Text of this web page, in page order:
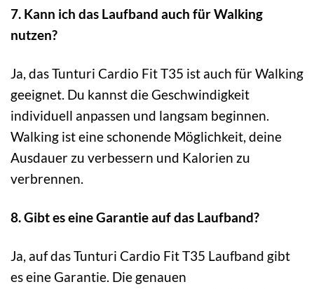
7. Kann ich das Laufband auch für Walking
nutzen?
Ja, das Tunturi Cardio Fit T35 ist auch für Walking
geeignet. Du kannst die Geschwindigkeit
individuell anpassen und langsam beginnen.
Walking ist eine schonende Möglichkeit, deine
Ausdauer zu verbessern und Kalorien zu
verbrennen.
8. Gibt es eine Garantie auf das Laufband?
Ja, auf das Tunturi Cardio Fit T35 Laufband gibt
es eine Garantie. Die genauen